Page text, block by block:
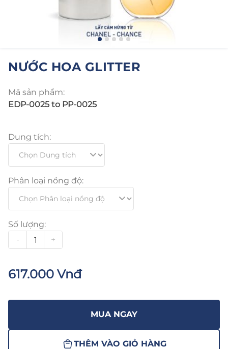
NƯỚC HOA GLITTER
Mã sản phẩm:
EDP-0025 to PP-0025
Dung tích:
Phân loại nồng độ:
Số lượng:
-
+
617.000 Vnđ
MUA NGAY
THÊM VÀO GIỎ HÀNG